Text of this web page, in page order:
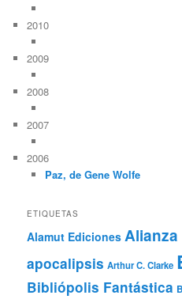
2010
2009
2008
2007
2006
Paz, de Gene Wolfe
ETIQUETAS
Alamut Ediciones
apocalipsis Arthur C. Clarke
Bibliópolis Fantástica